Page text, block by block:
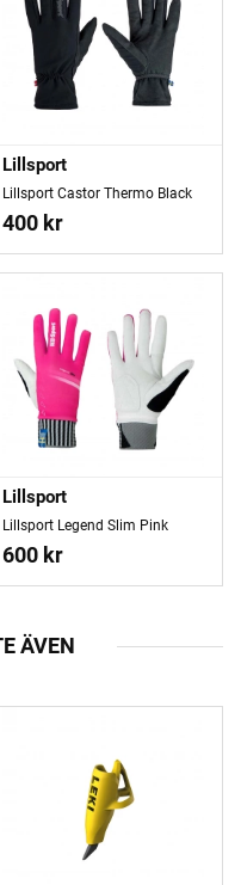
Lillsport
Lillsport Castor Thermo Black
400 kr
Lillsport
Lillsport Legend Slim Pink
600 kr
ÄVEN